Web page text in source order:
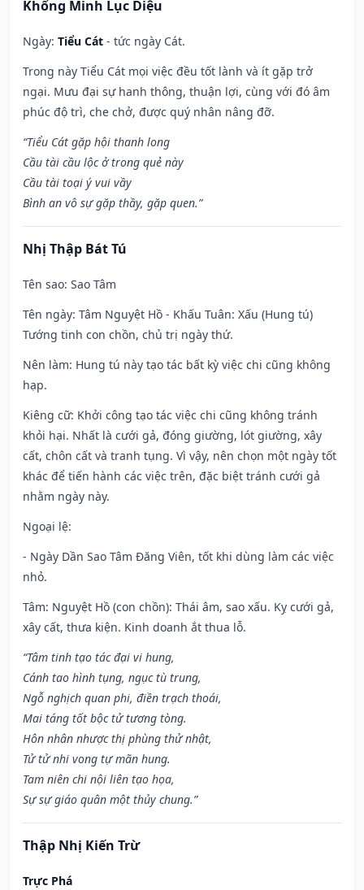
Khổng Minh Lục Diệu
Ngày: Tiểu Cát - tức ngày Cát.
Trong này Tiểu Cát mọi việc đều tốt lành và ít gặp trở
ngại. Mưu đại sự hanh thông, thuận lợi, cùng với đó âm
phúc độ trì, che chở, được quý nhân nâng đỡ.
“Tiểu Cát gặp hội thanh long
Cầu tài cầu lộc ở trong quẻ này
Cầu tài toại ý vui vầy
Bình an vô sự gặp thầy, gặp quen.”
Nhị Thập Bát Tú
Tên sao: Sao Tâm
Tên ngày: Tâm Nguyệt Hồ - Khấu Tuân: Xấu (Hung tú)
Tướng tinh con chồn, chủ trị ngày thứ.
Nên làm: Hung tú này tạo tác bất kỳ việc chi cũng không
hạp.
Kiêng cữ: Khởi công tạo tác việc chi cũng không tránh
khỏi hại. Nhất là cưới gả, đóng giường, lót giường, xây
cất, chôn cất và tranh tụng. Vì vậy, nên chọn một ngày tốt
khác để tiến hành các việc trên, đặc biệt tránh cưới gả
nhằm ngày này.
Ngoại lệ:
- Ngày Dần Sao Tâm Đăng Viên, tốt khi dùng làm các việc
nhỏ.
Tâm: Nguyệt Hồ (con chồn): Thái âm, sao xấu. Kỵ cưới gả,
xây cất, thưa kiện. Kinh doanh ắt thua lỗ.
“Tâm tinh tạo tác đại vi hung,
Cánh tao hình tụng, ngục tù trung,
Ngỗ nghịch quan phi, điền trạch thoái,
Mai táng tốt bộc tử tương tòng.
Hôn nhân nhược thị phùng thử nhật,
Tử tử nhi vong tự mãn hung.
Tam niên chi nội liên tạo họa,
Sự sự giáo quân một thủy chung.”
Thập Nhị Kiến Trừ
Trực Phá